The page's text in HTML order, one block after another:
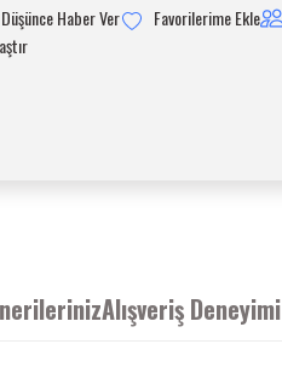
Haber Ver
Alışveriş Deneyimi